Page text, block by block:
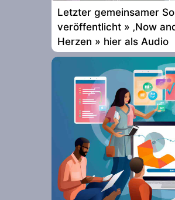
Letzter gemeinsamer
veröffentlicht » ‚Now
Herzen » hier als Audio